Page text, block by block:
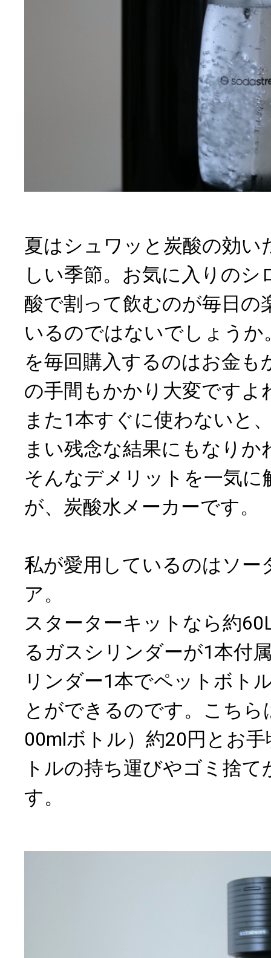
夏はシュワッと炭酸の効い
しい季節。お気に入りのシ
酸で割って飲むのが毎日の
いるのではないでしょうか
を毎回購入するのはお金も
の手間もかかり大変ですよ
また1本すぐに使わないと
まい残念な結果にもなりか
そんなデメリットを一気に
が、炭酸水メーカーです。
私が愛用しているのはソー
ア。
スターターキットなら約
るガスシリンダーが1本付
リンダー1本でペットボト
とができるのです。こち
00mlボトル）約20円とお
トルの持ち運びやゴミ捨
す。